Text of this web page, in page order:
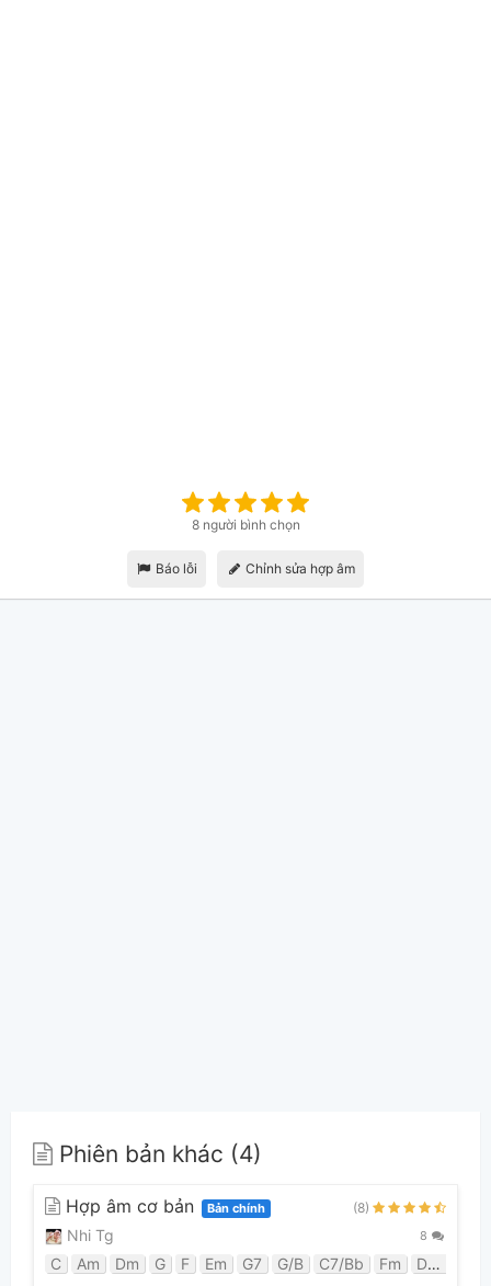
8 người bình chọn
Báo lỗi Chỉnh sửa hợp âm
Phiên bản khác (4)
Hợp âm cơ bản Bản chính (8)
Nhi Tg 8
C Am Dm G F Em G7 G/B C7/Bb Fm Dm7